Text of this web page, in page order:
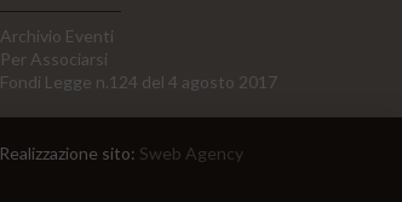
Archivio Eventi
Per Associarsi
Fondi Legge n.124 del 4 agosto 2017
Realizzazione sito: Sweb Agency